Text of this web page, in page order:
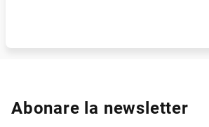
Abonare la newsletter